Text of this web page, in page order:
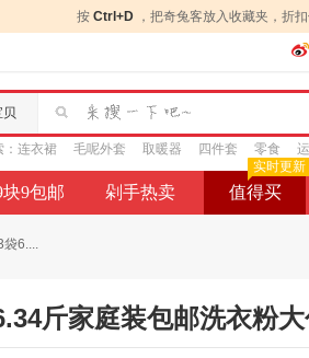
按 Ctrl+D ，把奇兔客放入收藏夹，折
贝
连衣裙 毛呢外套 取暖器 四件套 零食
块9包邮 剁手热卖 值得买
实时更新
袋6....
斤家庭装包邮洗衣粉